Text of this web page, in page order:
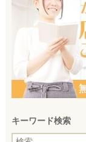
キーワード検索